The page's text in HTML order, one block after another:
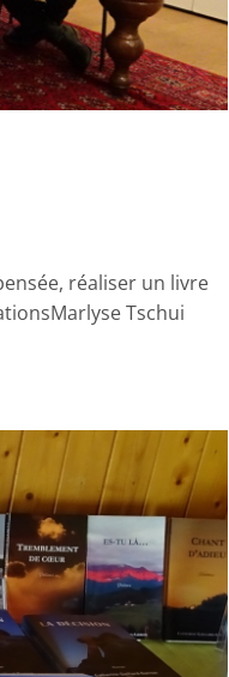
réaliser un livre
Tschui